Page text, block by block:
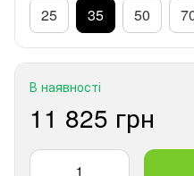
25 35 50
В наявності
11 825 грн